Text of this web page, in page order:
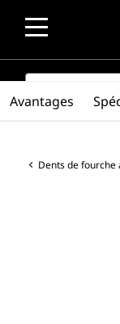
SEARCH
Dents de fourche
Avantages